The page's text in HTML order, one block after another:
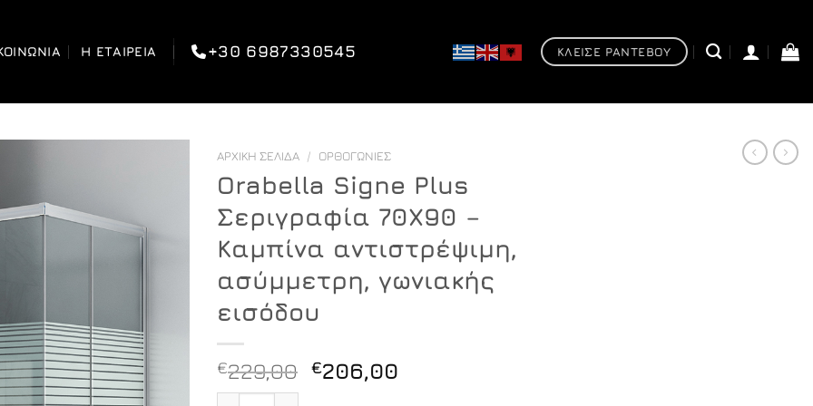
Η ΕΤΑΙΡΕΊΑ +30 6987330545 ΚΛΕΙΣΕ ΡΑΝΤΕΒΟΥ
ΑΡΧΙΚΉ ΣΕΛΊΔΑ / ΟΡΘΟΓΏΝΙΕΣ
Orabella Signe Plus
Σεριγραφία 70X90 –
Καμπίνα αντιστρέψιμη,
ασύμμετρη, γωνιακής
εισόδου
€229,00 Original
€206,00